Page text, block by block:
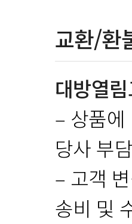
교환/환
대방열
– 상품
당사 부
– 고객
송비 및